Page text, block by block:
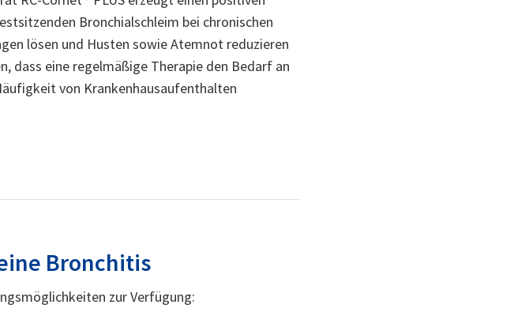
Bronchialschleim bei chronischen
lösen und Husten sowie Atemnot reduzieren
dass eine regelmäßige Therapie den Bedarf an
von Krankenhausaufenthalten
Bronchitis
zur Verfügung: